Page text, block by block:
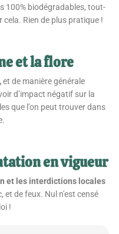
100% biodégradables, tout-
Rien de plus pratique !
et la flore
et de manière générale
d’impact négatif sur la
que l’on peut trouver dans
en vigueur
et les interdictions locales
et de feux. Nul n'est censé
!